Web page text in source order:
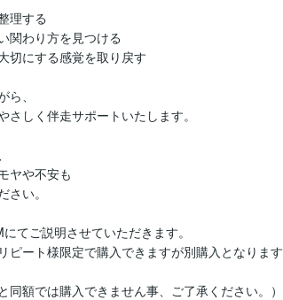
理する
関わり方を見つける
切にする感覚を取り戻す
、
さしく伴走サポートいたします。
ヤや不安も
さい。
てご説明させていただきます。
ピート様限定で購入できますが別購入となります
額では購入できません事、ご了承ください。）